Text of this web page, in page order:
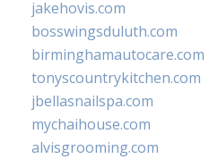
jakehovis.com
bosswingsduluth.com
birminghamautocare.com
tonyscountrykitchen.com
jbellasnailspa.com
mychaihouse.com
alvisgrooming.com